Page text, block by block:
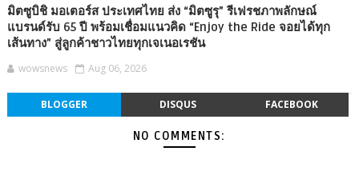
มิตซูบิชิ มอเตอร์ส ประเทศไทย ส่ง “มิตซูรุ” รีเฟรชภาพลักษณ์
แบรนด์รับ 65 ปี พร้อมเชื่อมแนวคิด “Enjoy the Ride จอยได้ทุก
เส้นทาง” สู่ลูกค้าชาวไทยทุกเจเนอเรชัน
wowsnews Aug 06, 2026
BLOGGER DISQUS FACEBOOK
NO COMMENTS: